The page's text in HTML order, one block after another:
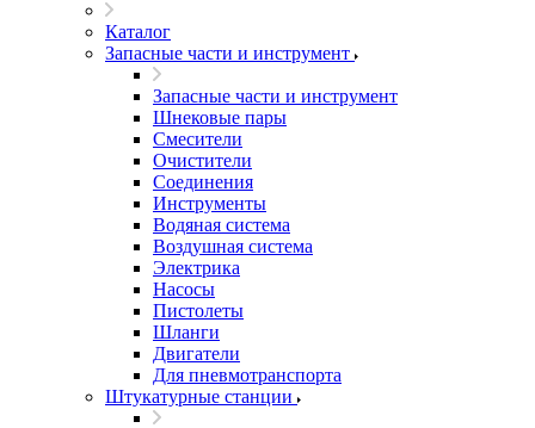
Каталог
Запасные части и инструмент
Запасные части и инструмент
Шнековые пары
Смесители
Очистители
Соединения
Инструменты
Водяная система
Воздушная система
Электрика
Насосы
Пистолеты
Шланги
Двигатели
Для пневмотранспорта
Штукатурные станции